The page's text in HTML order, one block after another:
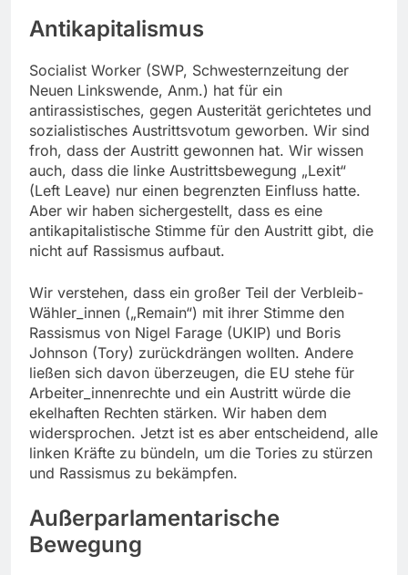
Antikapitalismus
Socialist Worker (SWP, Schwesternzeitung der
Neuen Linkswende, Anm.) hat für ein
antirassistisches, gegen Austerität gerichtetes und
sozialistisches Austrittsvotum geworben. Wir sind
froh, dass der Austritt gewonnen hat. Wir wissen
auch, dass die linke Austrittsbewegung „Lexit“
(Left Leave) nur einen begrenzten Einfluss hatte.
Aber wir haben sichergestellt, dass es eine
antikapitalistische Stimme für den Austritt gibt, die
nicht auf Rassismus aufbaut.
Wir verstehen, dass ein großer Teil der Verbleib-
Wähler_innen („Remain“) mit ihrer Stimme den
Rassismus von Nigel Farage (UKIP) und Boris
Johnson (Tory) zurückdrängen wollten. Andere
ließen sich davon überzeugen, die EU stehe für
Arbeiter_innenrechte und ein Austritt würde die
ekelhaften Rechten stärken. Wir haben dem
widersprochen. Jetzt ist es aber entscheidend, alle
linken Kräfte zu bündeln, um die Tories zu stürzen
und Rassismus zu bekämpfen.
Außerparlamentarische
Bewegung